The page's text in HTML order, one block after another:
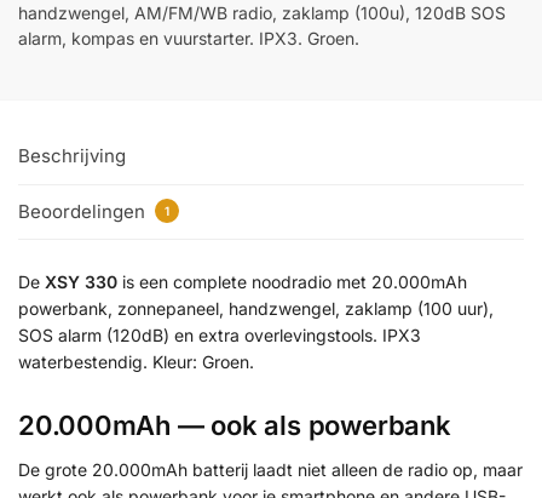
handzwengel, AM/FM/WB radio, zaklamp (100u), 120dB SOS
alarm, kompas en vuurstarter. IPX3. Groen.
Beschrijving
Beoordelingen 1
De XSY 330 is een complete noodradio met 20.000mAh
powerbank, zonnepaneel, handzwengel, zaklamp (100 uur),
SOS alarm (120dB) en extra overlevingstools. IPX3
waterbestendig. Kleur: Groen.
20.000mAh — ook als powerbank
De grote 20.000mAh batterij laadt niet alleen de radio op, maar